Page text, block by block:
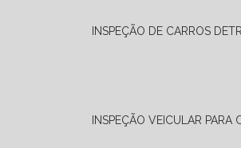
INSPEÇÃO DE CARROS
INSPEÇÃO VEICULAR PARA